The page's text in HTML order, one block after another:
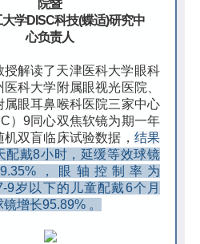
院暨
学DISC科技(蝶适)研究中
心负责人
授解读了天津医科大学眼科
医科大学附属眼视光医院、
属眼耳鼻喉科医院三家中心
）9同心双焦软镜为期一年
双盲临床试验数据， 结果
配戴8小时，延缓等效球镜
，眼轴控制率为
9岁以下的儿童配戴6个月
增长95.89% 。